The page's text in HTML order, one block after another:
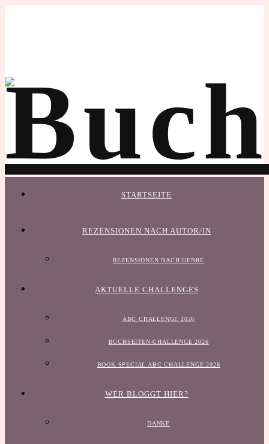
STARTSEITE
REZENSIONEN NACH AUTOR/IN
REZENSIONEN NACH GENRE
AKTUELLE CHALLENGES
ABC CHALLENGE 2026
BUCHSEITEN-CHALLENGE 2026
BOOK SPECIAL ABC CHALLENGE 2026
WER BLOGGT HIER?
DANKE